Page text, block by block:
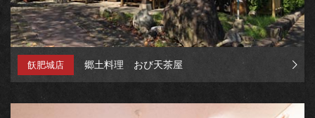
飫肥城店 郷土料理 おび天茶屋